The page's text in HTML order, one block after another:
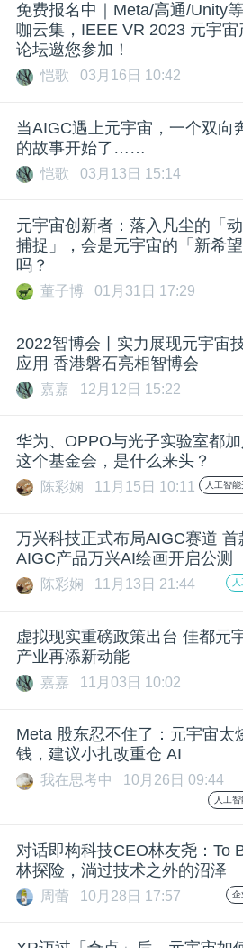
免费报名中｜Meta/高通/Unity
咖云集，IEEE VR 2023 元宇宙
论坛邀您参加！
恺歌 03月16日 10:42
当AIGC遇上元宇宙，一个双向
的故事开始了……
恺歌 03月13日 15:14
元宇宙创新者：落入凡尘的「
捕捉」，会是元宇宙的「新希望
吗？
董子博 01月31日 17:29
2022智博会丨实力展现元宇宙
应用 香港磐石亮相智博会
嘉嘉 12月12日 15:22
华为、OPPO与光子实验室都
这个基金会，是什么来头？
陈彩娴 11月15日 10:11 人工智
万兴科技正式布局AIGC赛道 首
AIGC产品万兴AI绘画开启公测
陈彩娴 11月13日 21:44
虚拟现实重磅政策出台 佳都元
产业再添新动能
嘉嘉 11月03日 10:02
Meta 股东忍不住了：元宇宙太
钱，建议小扎改重仓 AI
我在思考中 10月26日 09:44
人工
对话即构科技CEO林友尧：To
林探险，淌过技术之外的沼泽
周蕾 10月28日 17:57 企